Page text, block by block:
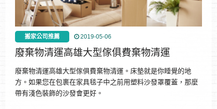
搬家公司推薦 2019-05-06
廢棄物清運高雄大型傢俱費棄物清運
廢棄物清運高雄大型傢俱費棄物清運。床墊就是你睡覺的地
方。如果您在包裹在家具毯子中之前用塑料沙發罩覆蓋，那麼
帶有淺色裝飾的沙發會更好。